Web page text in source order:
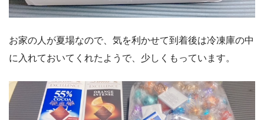
お家の人が夏場なので、気を利かせて到着後は冷凍庫の中
に入れておいてくれたようで、少しくもっています。